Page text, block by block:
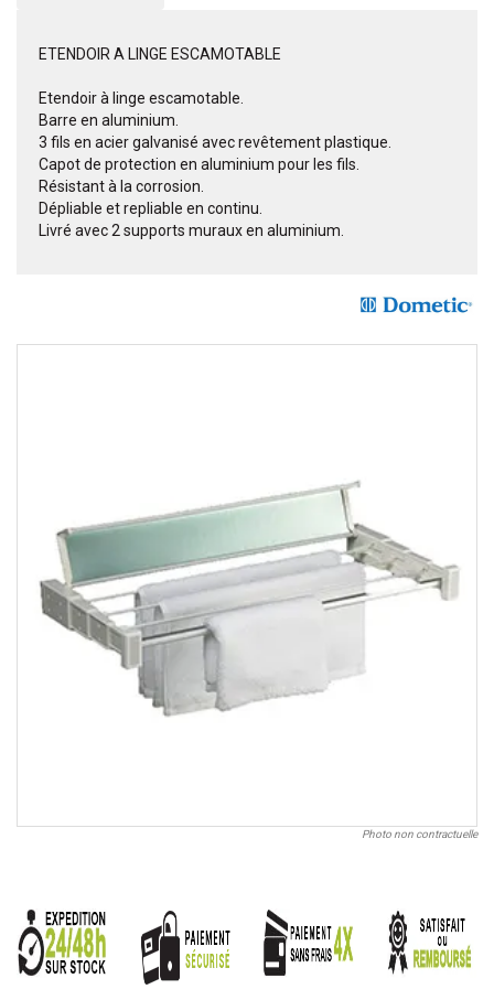
ETENDOIR A LINGE ESCAMOTABLE
Etendoir à linge escamotable.
Barre en aluminium.
3 fils en acier galvanisé avec revêtement plastique.
Capot de protection en aluminium pour les fils.
Résistant à la corrosion.
Dépliable et repliable en continu.
Livré avec 2 supports muraux en aluminium.
Photo non contractuelle